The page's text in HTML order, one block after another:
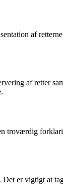
af
af retter
troværdig
er vigtigt at